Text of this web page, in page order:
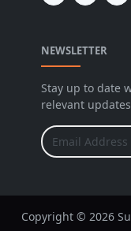
NEWSLETTER
Stay up to date
relevant
Copyright © 2026